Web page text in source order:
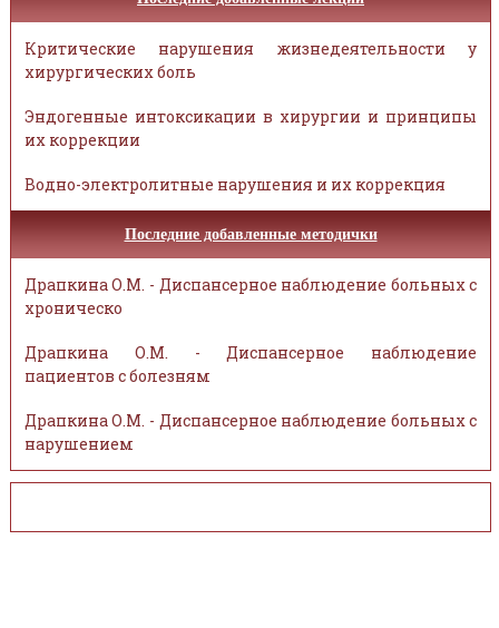
Критические нарушения жизнедеятельности у
хирургических боль
Эндогенные интоксикации в хирургии и принципы
их коррекции
Водно-электролитные нарушения и их коррекция
Последние добавленные методички
Драпкина О.М. - Диспансерное наблюдение больных с
хроническо
Драпкина О.М. - Диспансерное наблюдение
пациентов с болезням
Драпкина О.М. - Диспансерное наблюдение больных с
нарушением